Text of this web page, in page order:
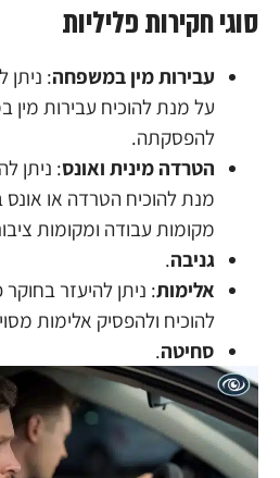
סוגי חקירות פליליות
עבירות מין במשפחה: ניתן
על מנת להוכיח עבירות מין
להפסקתה.
הטרדה מינית ואונס: ניתן
מנת להוכיח הטרדה או אונס
מקומות עבודה ומקומות
גניבה.
אלימות: ניתן להיעזר
להוכיח ולהפסיק אלימות
סחיטה.